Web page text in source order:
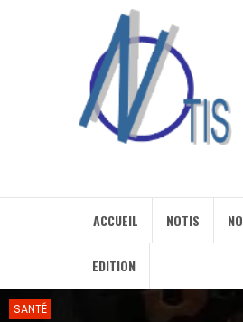
ACCUEIL NOTIS
EDITION
SANTÉ